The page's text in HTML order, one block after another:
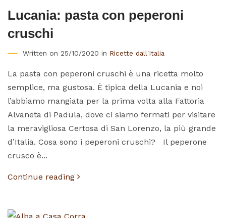
Lucania: pasta con peperoni
cruschi
Written on 25/10/2020 in Ricette dall'Italia
La pasta con peperoni cruschi è una ricetta molto
semplice, ma gustosa. È tipica della Lucania e noi
l’abbiamo mangiata per la prima volta alla Fattoria
Alvaneta di Padula, dove ci siamo fermati per visitare
la meravigliosa Certosa di San Lorenzo, la più grande
d’Italia. Cosa sono i peperoni cruschi? Il peperone
crusco è...
Continue reading